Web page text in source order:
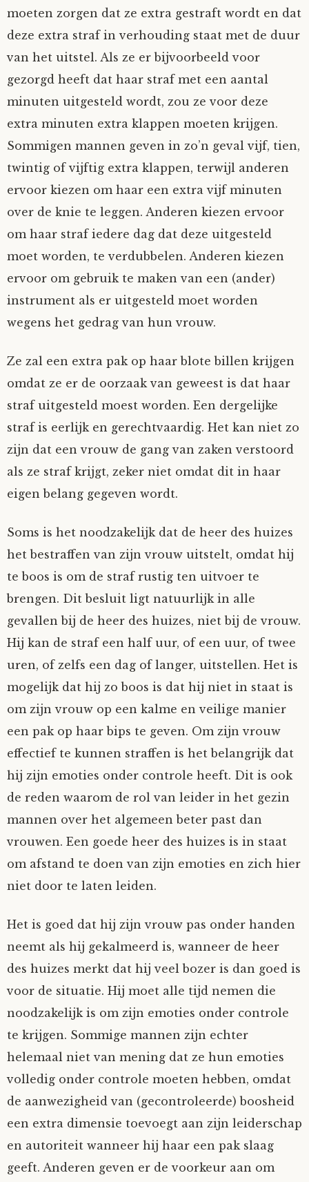
moeten zorgen dat ze extra gestraft wordt en dat
deze extra straf in verhouding staat met de duur
van het uitstel. Als ze er bijvoorbeeld voor
gezorgd heeft dat haar straf met een aantal
minuten uitgesteld wordt, zou ze voor deze
extra minuten extra klappen moeten krijgen.
Sommigen mannen geven in zo’n geval vijf, tien,
twintig of vijftig extra klappen, terwijl anderen
ervoor kiezen om haar een extra vijf minuten
over de knie te leggen. Anderen kiezen ervoor
om haar straf iedere dag dat deze uitgesteld
moet worden, te verdubbelen. Anderen kiezen
ervoor om gebruik te maken van een (ander)
instrument als er uitgesteld moet worden
wegens het gedrag van hun vrouw.
Ze zal een extra pak op haar blote billen krijgen
omdat ze er de oorzaak van geweest is dat haar
straf uitgesteld moest worden. Een dergelijke
straf is eerlijk en gerechtvaardig. Het kan niet zo
zijn dat een vrouw de gang van zaken verstoord
als ze straf krijgt, zeker niet omdat dit in haar
eigen belang gegeven wordt.
Soms is het noodzakelijk dat de heer des huizes
het bestraffen van zijn vrouw uitstelt, omdat hij
te boos is om de straf rustig ten uitvoer te
brengen. Dit besluit ligt natuurlijk in alle
gevallen bij de heer des huizes, niet bij de vrouw.
Hij kan de straf een half uur, of een uur, of twee
uren, of zelfs een dag of langer, uitstellen. Het is
mogelijk dat hij zo boos is dat hij niet in staat is
om zijn vrouw op een kalme en veilige manier
een pak op haar bips te geven. Om zijn vrouw
effectief te kunnen straffen is het belangrijk dat
hij zijn emoties onder controle heeft. Dit is ook
de reden waarom de rol van leider in het gezin
mannen over het algemeen beter past dan
vrouwen. Een goede heer des huizes is in staat
om afstand te doen van zijn emoties en zich hier
niet door te laten leiden.
Het is goed dat hij zijn vrouw pas onder handen
neemt als hij gekalmeerd is, wanneer de heer
des huizes merkt dat hij veel bozer is dan goed is
voor de situatie. Hij moet alle tijd nemen die
noodzakelijk is om zijn emoties onder controle
te krijgen. Sommige mannen zijn echter
helemaal niet van mening dat ze hun emoties
volledig onder controle moeten hebben, omdat
de aanwezigheid van (gecontroleerde) boosheid
een extra dimensie toevoegt aan zijn leiderschap
en autoriteit wanneer hij haar een pak slaag
geeft. Anderen geven er de voorkeur aan om